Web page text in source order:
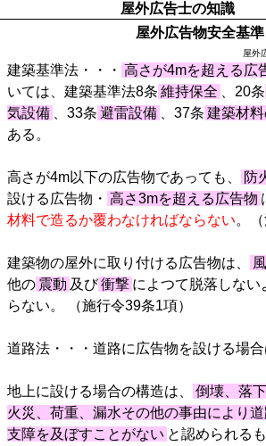
屋外広告士の知識
屋外広告物安全基準
屋外
建築基準法・・・ 高さが4mを超える広
いては、建築基準法8条 維持保全 、20条
気設備
、33条 避雷設備 、37条 建築材
ある。
高さが4m以下の広告物であっても、 防
設ける広告物・ 高さ3mを超える広告物
材料で造るか覆わなければならない。（
建築物の屋外に取り付ける広告物は、
他の 震動 及び衝撃 によつて脱落しない
らない。 （施行令39条1項）
道路法・・・道路に広告物を設ける場合
地上に設ける場合の構造は、
倒壊、落
火災、荷重、漏水その他の事由により
支障を及ぼすことがない と認められる